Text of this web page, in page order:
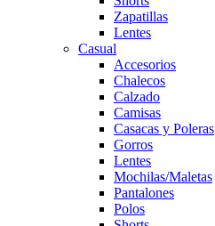
Zapatillas
Lentes
Casual
Accesorios
Chalecos
Calzado
Camisas
Casacas y Poleras
Gorros
Lentes
Mochilas/Maletas
Pantalones
Polos